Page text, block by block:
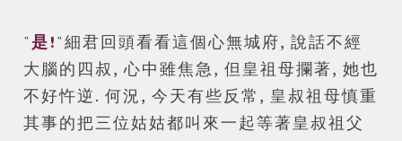
"是!"細君回頭看看這個心無城府, 說話不經
大腦的四叔, 心中雖焦急, 但皇祖母攔著, 她也
不好忤逆. 何況, 今天有些反常, 皇叔祖母慎重
其事的把三位姑姑都叫來一起等著皇叔祖父